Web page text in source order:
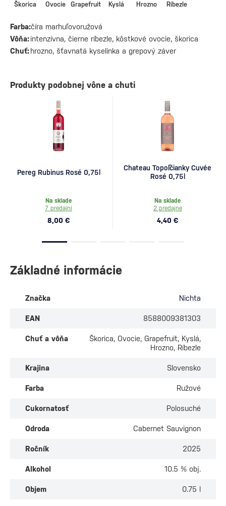
Farba:číra marhuľovoružová
Vôňa:intenzívna, čierne ríbezle, kôstkové ovocie, škorica
Chuť:hrozno, šťavnatá kyselinka a grepový záver
Škorica Ovocie Grapefruit Kyslá Hrozno Ríbezle
Produkty podobnej vône a chuti
Pereg Rubinus Rosé 0,75l
Na sklade
7 predajní
8,00 €
Chateau Topoľčianky Cuvée
Rosé 0,75l
Na sklade
2 predajne
4,40 €
Základné informácie
Značka Nichta
EAN 8588009381303
Chuť a vôňa
Škorica, Ovocie, Grapefruit, Kyslá,
Hrozno, Ríbezle
Krajina Slovensko
Farba Ružové
Cukornatosť Polosuché
Odroda Cabernet Sauvignon
Ročník 2025
Alkohol 10.5 % obj.
Objem 0.75 l